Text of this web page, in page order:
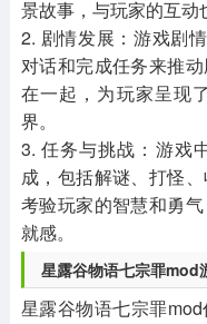
景故事，与玩家的互动
2. 剧情发展：游戏剧
对话和完成任务来推
在一起，为玩家呈现
界。
3. 任务与挑战：游戏
成，包括解谜、打怪
考验玩家的智慧和勇
就感。
星露谷物语七宗罪mod
星露谷物语七宗罪